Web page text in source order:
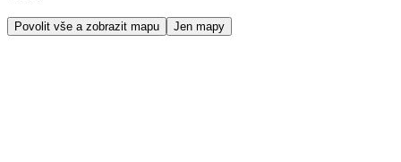
Povolit vše a zobrazit mapu Jen mapy